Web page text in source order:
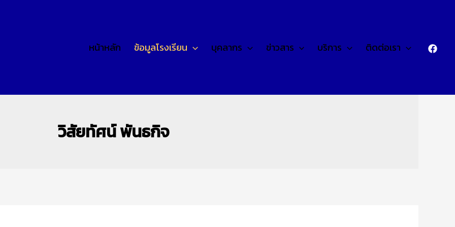
หน้าหลัก ข้อมูลโรงเรียน บุคลากร ข่าวสาร บริการ ติดต่อเรา
วิสัยทัศน์ พันธกิจ